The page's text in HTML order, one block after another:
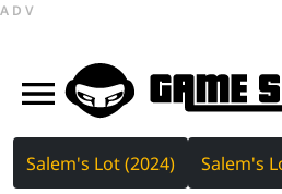
ADV
Salem's Lot (2024) Salem's